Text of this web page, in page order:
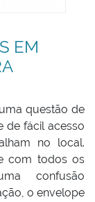
EM
questão de
de fácil acesso
no local.
com todos os
confusão
o envelope